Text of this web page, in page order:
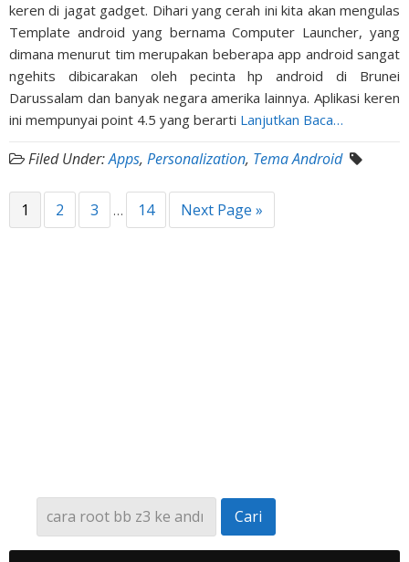
keren di jagat gadget. Dihari yang cerah ini kita akan mengulas
Template android yang bernama Computer Launcher, yang
dimana menurut tim merupakan beberapa app android sangat
ngehits dibicarakan oleh pecinta hp android di Brunei
Darussalam dan banyak negara amerika lainnya. Aplikasi keren
ini mempunyai point 4.5 yang berarti Lanjutkan Baca…
Filed Under:Apps, Personalization, Tema Android
1 2 3 … 14 Next Page »